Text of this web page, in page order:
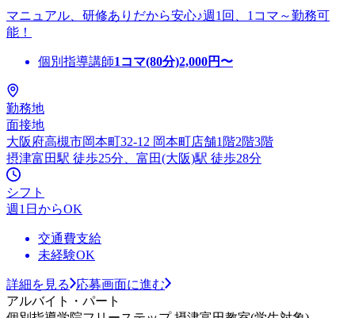
マニュアル、研修ありだから安心♪週1回、1コマ～勤務可
能！
個別指導講師1コマ(80分)2,000円〜
勤務地
面接地
大阪府高槻市岡本町32-12 岡本町店舗1階2階3階
摂津富田駅 徒歩25分、富田(大阪)駅 徒歩28分
シフト
週1日からOK
交通費支給
未経験OK
詳細を見る
応募画面に進む
アルバイト・パート